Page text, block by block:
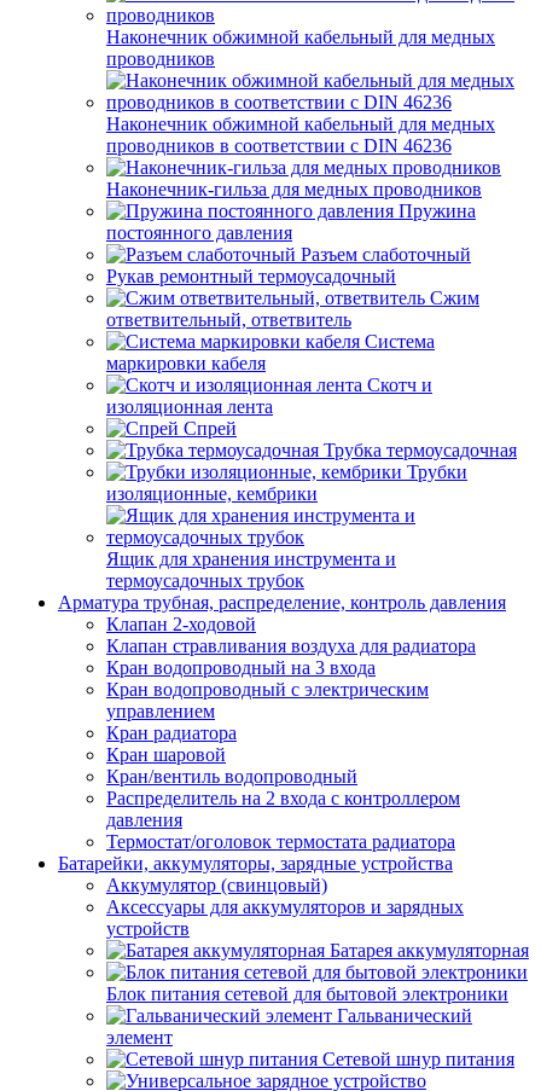
Наконечник обжимной кабельный для медных
проводников
Наконечник обжимной кабельный для медных
проводников в соответствии с DIN 46236
Наконечник-гильза для медных проводников
Пружина
постоянного давления
Разъем слаботочный
Рукав ремонтный термоусадочный
Сжим
ответвительный, ответвитель
Система
маркировки кабеля
Скотч и
изоляционная лента
Спрей
Трубка термоусадочная
Трубки
изоляционные, кембрики
Ящик для хранения инструмента и
термоусадочных трубок
Арматура трубная, распределение, контроль давления
Клапан 2-ходовой
Клапан стравливания воздуха для радиатора
Кран водопроводный на 3 входа
Кран водопроводный с электрическим
управлением
Кран радиатора
Кран шаровой
Кран/вентиль водопроводный
Распределитель на 2 входа с контроллером
давления
Термостат/оголовок термостата радиатора
Батарейки, аккумуляторы, зарядные устройства
Аккумулятор (свинцовый)
Аксессуары для аккумуляторов и зарядных
устройств
Батарея аккумуляторная
Блок питания сетевой для бытовой электроники
Гальванический
элемент
Сетевой шнур питания